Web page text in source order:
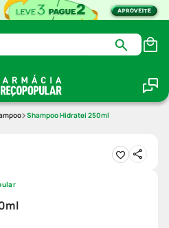
Shampoo Hidratei 250ml